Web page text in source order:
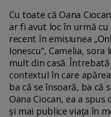
Cu toate că Oana
ar fi avut loc în urmă
recent în emisiunea
Ionescu”, Camelia,
mult din casă. Întrebată
contextul în care
ba că se însoară, ba că
Oana Ciocan, ea a
și mai publice viața în